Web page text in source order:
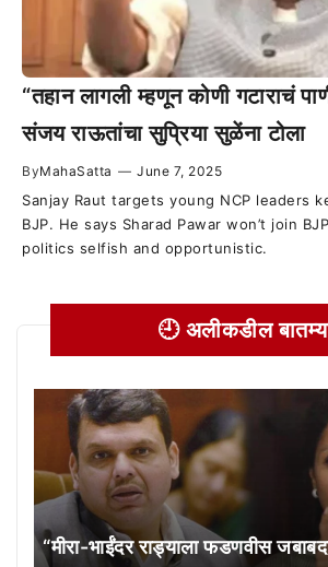
“तहान लागली म्हणून कोणी गटाराचं
संजय राऊतांचा सुप्रिया सुळेंना टोला
ByMahaSatta — June 7, 2025
Sanjay Raut targets young NCP leaders
BJP. He says Sharad Pawar won’t join
politics selfish and opportunistic.
🕘 अलीकडील
“मीरा-भाईंदर राड्याला फडणवीस